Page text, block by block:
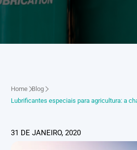
Home Blog
Lubrificantes especiais para agricultura: a
31 DE JANEIRO, 2020